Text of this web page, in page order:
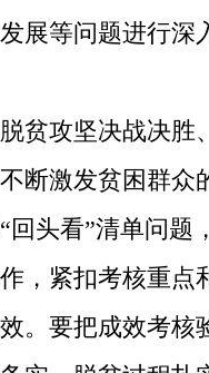
展等问题进行深
攻坚决战决胜
断激发贫困群
回头看”清单问
，紧扣考核重
。要把成效考